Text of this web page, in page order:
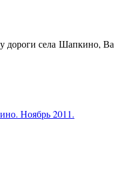
дороги села Шапкино,
Ноябрь 2011.